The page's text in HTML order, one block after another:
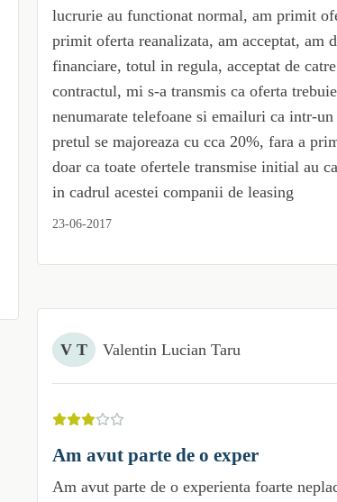
lucrurie au functionat normal, am primit
primit oferta reanalizata, am acceptat, am
financiare, totul in regula, acceptat de
contractul, mi s-a transmis ca oferta
nenumarate telefoane si emailuri ca intr-
pretul se majoreaza cu cca 20%, fara a
doar ca toate ofertele transmise initial au
in cadrul acestei companii de leasing
23-06-2017
V T Valentin Lucian Taru
Am avut parte de o exper
Am avut parte de o experienta foarte